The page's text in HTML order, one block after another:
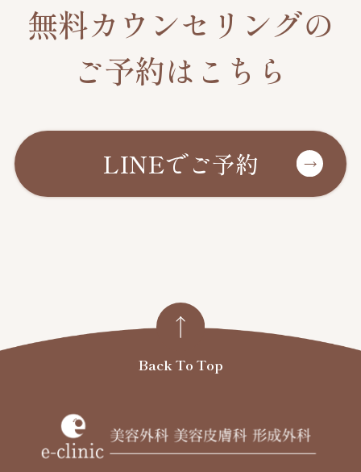
無料カウンセリングの
ご予約はこちら
LINEでご予約
Back To Top